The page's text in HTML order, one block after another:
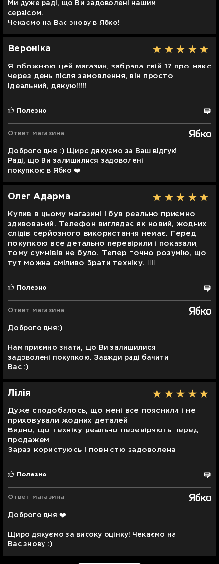
Ми дуже раді, що Ви задоволені нашим
сервісом.
Чекаємо на Вас знову в Ябко!
Вероніка
Я обожнюю цей магазин, забрала свій 17 про макс
через день після замовлення, він просто
ідеальний, дякую!!!!!
Полезно
Ответ магазина
Доброго дня :) Щиро дякуємо за Ваш відгук!
Раді, що Ви залишилися задоволені
покупкою в Ябко ❤️
Олег Адарма
Купив в цьому магазині і був реально приємно
здивований. Телефон виглядає як новий, жодних
слідів серйозного використання немає. Перед
покупкою все детально перевірили і показали,
тому сумнівів не було. Тепер точно розумію, що
тут можна сміливо брати техніку. 👍🏻
Полезно
Ответ магазина
Доброго дня:)
Нам приємно знати, що Ви залишилися
задоволені покупкою. Завжди раді бачити
Вас :)
Лілія
Дуже сподобалось, що мені все пояснили і не
приховували жодних деталей
Видно, що техніку реально перевіряють перед
продажем
Зараз користуюсь і повністю задоволена
Полезно
Ответ магазина
Доброго дня ❤️
Щиро дякуємо за високу оцінку! Чекаємо на
Вас знову :)